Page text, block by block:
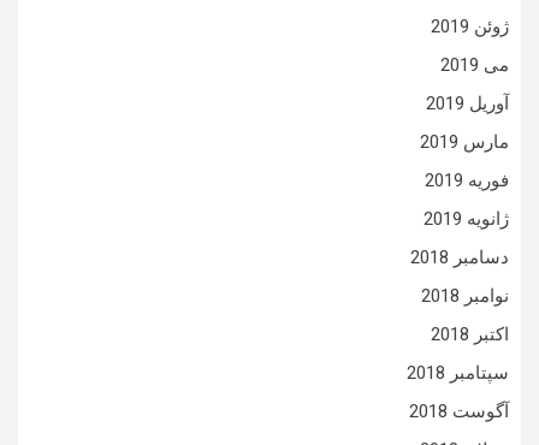
ژوئن 2019
می 2019
آوریل 2019
مارس 2019
فوریه 2019
ژانویه 2019
دسامبر 2018
نوامبر 2018
اکتبر 2018
سپتامبر 2018
آگوست 2018